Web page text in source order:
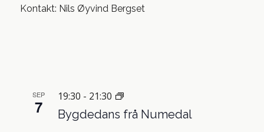
Kontakt: Nils Øyvind Bergset
SEP
7
19:30 - 21:30
Bygdedans frå Numedal